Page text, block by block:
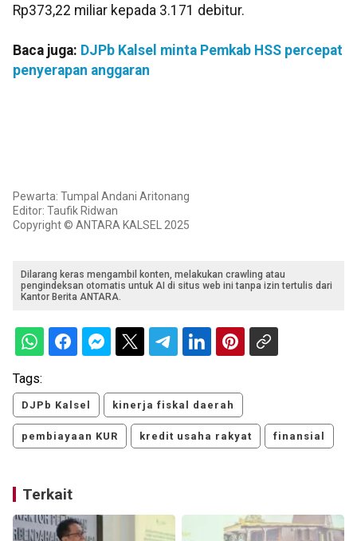
Rp373,22 miliar kepada 3.171 debitur.
Baca juga: DJPb Kalsel minta Pemkab HSS percepat
penyerapan anggaran
Pewarta: Tumpal Andani Aritonang
Editor: Taufik Ridwan
Copyright © ANTARA KALSEL 2025
Dilarang keras mengambil konten, melakukan crawling atau
pengindeksan otomatis untuk AI di situs web ini tanpa izin tertulis dari
Kantor Berita ANTARA.
Tags:
DJPb Kalsel kinerja fiskal daerah
pembiayaan KUR kredit usaha rakyat finansial
Terkait